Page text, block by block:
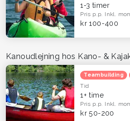
1-3 timer
Pris p.p. Inkl.
kr 100-400
Kanoudlejning hos Kano- &
Teambuilding
Tid
1+ time
Pris p.p. Inkl.
kr 50-200